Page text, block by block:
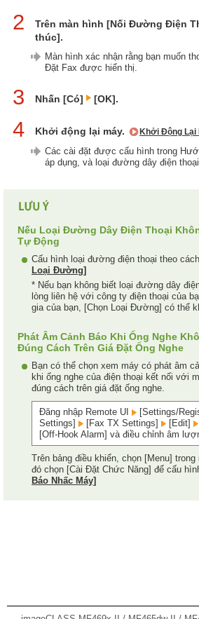
2
Trên màn hình [Nối Đường Điện
thúc].
Màn hình xác nhận rằng bạn muốn
Đặt Fax được hiển thị.
3 Nhấn [Có] [OK].
4 Khởi động lại máy. Khởi Động Lại
Các cài đặt được cấu hình trong
áp dụng, và loại đường dây điện
Nếu Loại Đường Dây Điện Thoại
Tự Động
Cấu hình loại đường điện thoại theo
Loại Đường]
* Nếu bạn không biết loại đường dây
lòng liên hệ với công ty điện thoại của
gia của bạn, [Chọn Loại Đường] có thể
Phát Âm Cảnh Báo Khi Ống Nghe
Đúng Cách Trên Giá Đặt Ống Nghe
Bạn có thể chọn xem máy có phát âm
khi ống nghe của điện thoại kết nối với
đúng cách trên giá đặt ống nghe.
Đăng nhập Remote UI [Settings/
Settings]
[Fax TX Settings] [Edit]
[Off-Hook Alarm] và điều chỉnh âm
Trên bảng điều khiển, chọn [Menu]
đó chọn [Cài Đặt Chức Năng] để cấu
Báo Nhấc Máy]